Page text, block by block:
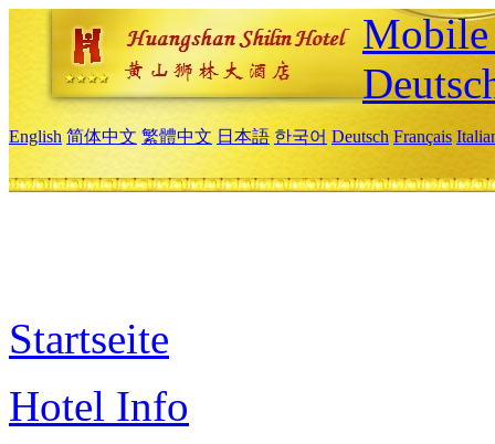
English 简体中文 繁體中文 日本語 한국어 Deutsch Français
Startseite
Hotel Info